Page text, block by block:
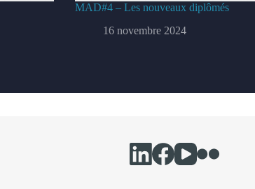
MAD#4 – Les nouveaux diplômés
16 novembre 2024